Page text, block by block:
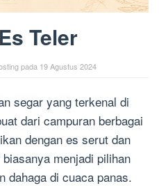
Teler
pada 19 Agustus 2024
segar yang terkenal di
dari campuran berbagai
dengan es serut dan
menjadi pilihan
dahaga di cuaca panas.